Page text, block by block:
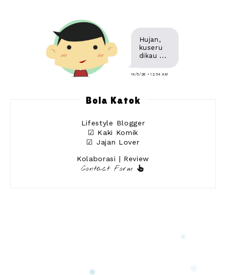
Hujan,
kuseru
dikau ...
14/5/26 • 12:54 AM
Bola Katok
Lifestyle Blogger
☑ Kaki Komik
☑ Jajan Lover
Kolaborasi | Review
Contact Form